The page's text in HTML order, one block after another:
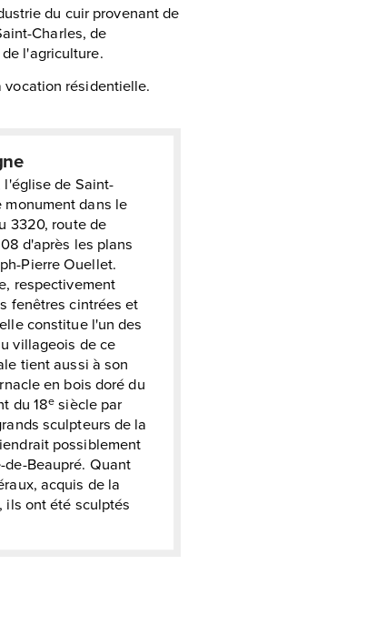
du cuir provenant de
Charles, de
l'agriculture.
résidentielle.
de Saint-
dans le
3320, route de
d'après les plans
Pierre Ouellet.
respectivement
fenêtres cintrées et
constitue l'un des
villageois de ce
tient aussi à son
en bois doré du
du 18e siècle par
sculpteurs de la
possiblement
Beaupré. Quant
acquis de la
ils ont été sculptés